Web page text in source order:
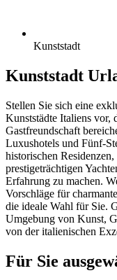
Kunststadt
Kunststadt
Stellen Sie sich eine
Kunststädte Italiens vor,
Gastfreundschaft
Luxushotels und Fünf-
historischen
prestigeträchtigen
Erfahrung zu machen.
Vorschläge für
die ideale Wahl für Sie.
Umgebung von Kunst,
von der italienischen
Für Sie